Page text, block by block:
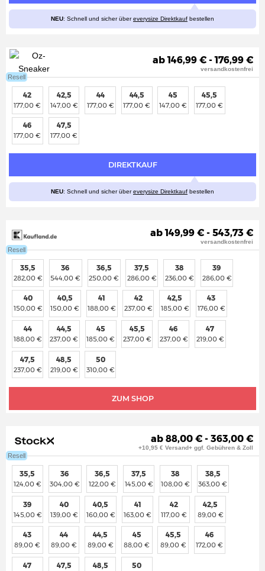
NEU: Schnell und sicher übereverysize Direktkauf bestellen
Resell
NEU: Schnell und sicher übereverysize Direktkauf bestellen
ab 146,99 € - 176,99 €
versandkostenfrei
DIREKTKAUF
42
177,00 €
42,5
147,00 €
44
177,00 €
44,5
177,00 €
45
147,00 €
45,5
177,00 €
46
177,00 €
47,5
177,00 €
Resell
ab 149,99 € - 543,73 €
versandkostenfrei
ZUM SHOP
35,5
282,00 €
36
544,00 €
36,5
250,00 €
37,5
286,00 €
38
236,00 €
39
286,00 €
40
150,00 €
40,5
150,00 €
41
188,00 €
42
237,00 €
42,5
185,00 €
43
176,00 €
44
188,00 €
44,5
237,00 €
45
185,00 €
45,5
237,00 €
46
237,00 €
47
219,00 €
47,5
237,00 €
48,5
219,00 €
50
310,00 €
Resell
ab 88,00 € - 363,00 €
+10,95 € Versand+ ggf. Gebühren & Zoll
35,5
124,00 €
36
304,00 €
36,5
122,00 €
37,5
145,00 €
38
108,00 €
38,5
363,00 €
39
145,00 €
40
139,00 €
40,5
160,00 €
41
163,00 €
42
117,00 €
42,5
89,00 €
43
89,00 €
44
89,00 €
44,5
89,00 €
45
88,00 €
45,5
89,00 €
46
172,00 €
47 47,5 48,5 50